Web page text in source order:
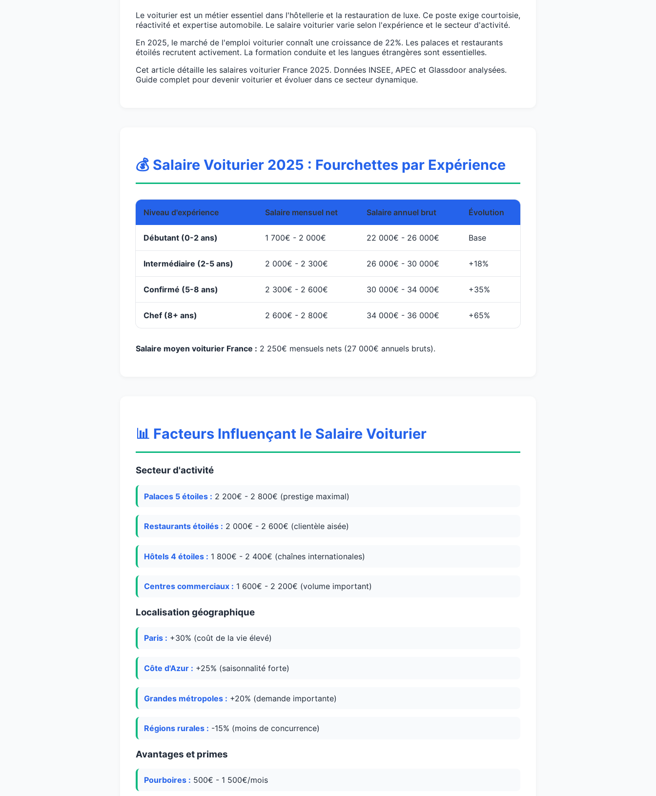
Le voiturier est un métier essentiel dans l'hôtellerie et la restauration de luxe. Ce poste exige courtoisie,
réactivité et expertise automobile. Le salaire voiturier varie selon l'expérience et le secteur d'activité.
En 2025, le marché de l'emploi voiturier connaît une croissance de 22%. Les palaces et restaurants
étoilés recrutent activement. La formation conduite et les langues étrangères sont essentielles.
Cet article détaille les salaires voiturier France 2025. Données INSEE, APEC et Glassdoor analysées.
Guide complet pour devenir voiturier et évoluer dans ce secteur dynamique.
💰 Salaire Voiturier 2025 : Fourchettes par Expérience
Niveau d'expérience Salaire mensuel net Salaire annuel brut Évolution
Débutant (0-2 ans) 1 700€ - 2 000€ 22 000€ - 26 000€ Base
Intermédiaire (2-5 ans) 2 000€ - 2 300€ 26 000€ - 30 000€ +18%
Confirmé (5-8 ans) 2 300€ - 2 600€ 30 000€ - 34 000€ +35%
Chef (8+ ans) 2 600€ - 2 800€ 34 000€ - 36 000€ +65%
Salaire moyen voiturier France : 2 250€ mensuels nets (27 000€ annuels bruts).
📊 Facteurs Influençant le Salaire Voiturier
Secteur d'activité
Palaces 5 étoiles : 2 200€ - 2 800€ (prestige maximal)
Restaurants étoilés : 2 000€ - 2 600€ (clientèle aisée)
Hôtels 4 étoiles : 1 800€ - 2 400€ (chaînes internationales)
Centres commerciaux : 1 600€ - 2 200€ (volume important)
Localisation géographique
Paris : +30% (coût de la vie élevé)
Côte d'Azur : +25% (saisonnalité forte)
Grandes métropoles : +20% (demande importante)
Régions rurales : -15% (moins de concurrence)
Avantages et primes
Pourboires : 500€ - 1 500€/mois